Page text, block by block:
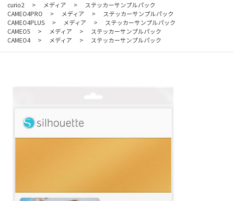
curio2 > メディア >
ステッカーサンプルパック
CAMEO4PRO > メディア >
ステッカーサンプルパック
CAMEO4PLUS > メディア >
ステッカーサンプルパック
CAMEO5 > メディア >
ステッカーサンプルパック
CAMEO4 > メディア > ステッカーサンプルパック